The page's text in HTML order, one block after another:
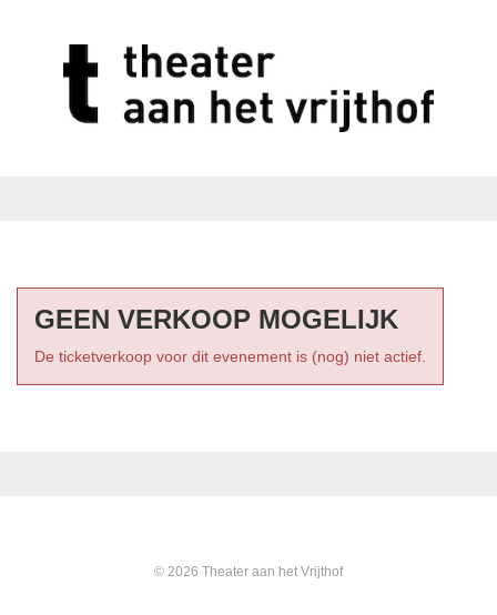
GEEN VERKOOP MOGELIJK
De ticketverkoop voor dit evenement is (nog) niet actief.
© 2026 Theater aan het Vrijthof